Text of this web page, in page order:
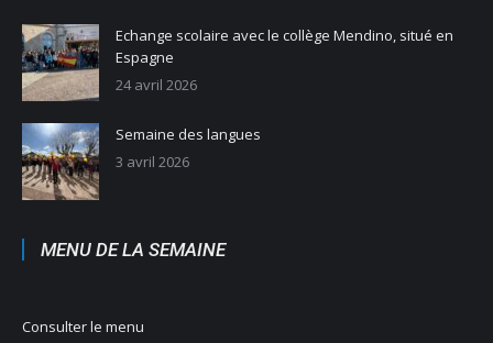
Echange scolaire avec le collège Mendino, situé en
Espagne
24 avril 2026
Semaine des langues
3 avril 2026
MENU DE LA SEMAINE
Consulter le menu